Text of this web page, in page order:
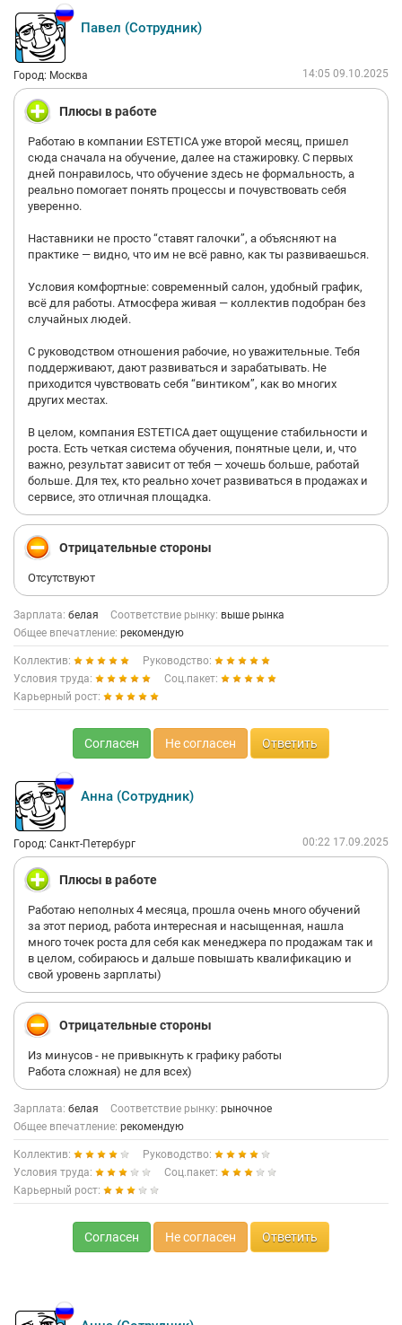
общались. Кто-то с кофе кто-то сидел за компом, тупя в одну и
ту же картинку. В общем динамики, о которой говорила
интервьюер, не было. О каких потоках клиентуры шла речь, я
так и не поняла. Хорошо знаю что такое поток, и что такое
даже несколько сделок в параллель, и 20 потенциальных, и
что такое постоянно быть на связи с клиентом. Здесь этого
нет. Да и заработков, мне кажется, тоже нет. По офису ходили
Есть с чем сравнить.
Рекомендую идти к ним на собеседование только в том
случае если необходима офисная работа, и больше некуда
идти. У кого есть другие, более адекватные предложения, не
ходите. Это сказка о потеряном времени. Работодатель
Работодатель не понимает кого и зачем он приглашает на
собес. Не умеет проводить собеседование. И не даёт обратной
Вакансия, кстати до сих пор на ХХ. Делайте выводы. Негатив
тоже почитайте. В целом история у них одна и та же со всеми
Я ещё легко отделалась, потратив всего пару часов)))
Павел (Сотрудник)
Город: Москва 14:05 09.10.2025
Плюсы в работе
Работаю в компании ESTETICA уже второй месяц, пришел
сюда сначала на обучение, далее на стажировку. С первых
дней понравилось, что обучение здесь не формальность, а
реально помогает понять процессы и почувствовать себя
уверенно.
Наставники не просто “ставят галочки”, а объясняют на
практике — видно, что им не всё равно, как ты развиваешься.
Условия комфортные: современный салон, удобный график,
всё для работы. Атмосфера живая — коллектив подобран без
случайных людей.
С руководством отношения рабочие, но уважительные. Тебя
поддерживают, дают развиваться и зарабатывать. Не
приходится чувствовать себя “винтиком”, как во многих
других местах.
В целом, компания ESTETICA дает ощущение стабильности и
роста. Есть четкая система обучения, понятные цели, и, что
важно, результат зависит от тебя — хочешь больше, работай
больше. Для тех, кто реально хочет развиваться в продажах и
сервисе, это отличная площадка.
Отрицательные стороны
Отсутствуют
Зарплата: белая Соответствие рынку: выше рынка
Общее впечатление: рекомендую
Коллектив:
Руководство:
Условия труда:
Соц.пакет:
Карьерный рост:
Согласен Не согласен Ответить
Анна (Сотрудник)
Город: Санкт-Петербург 00:22 17.09.2025
Плюсы в работе
Работаю неполных 4 месяца, прошла очень много обучений
за этот период, работа интересная и насыщенная, нашла
много точек роста для себя как менеджера по продажам так и
в целом, собираюсь и дальше повышать квалификацию и
свой уровень зарплаты)
Отрицательные стороны
Из минусов - не привыкнуть к графику работы
Работа сложная) не для всех)
Зарплата: белая Соответствие рынку: рыночное
Общее впечатление: рекомендую
Коллектив:
Руководство:
Условия труда:
Соц.пакет:
Карьерный рост:
Согласен Не согласен Ответить